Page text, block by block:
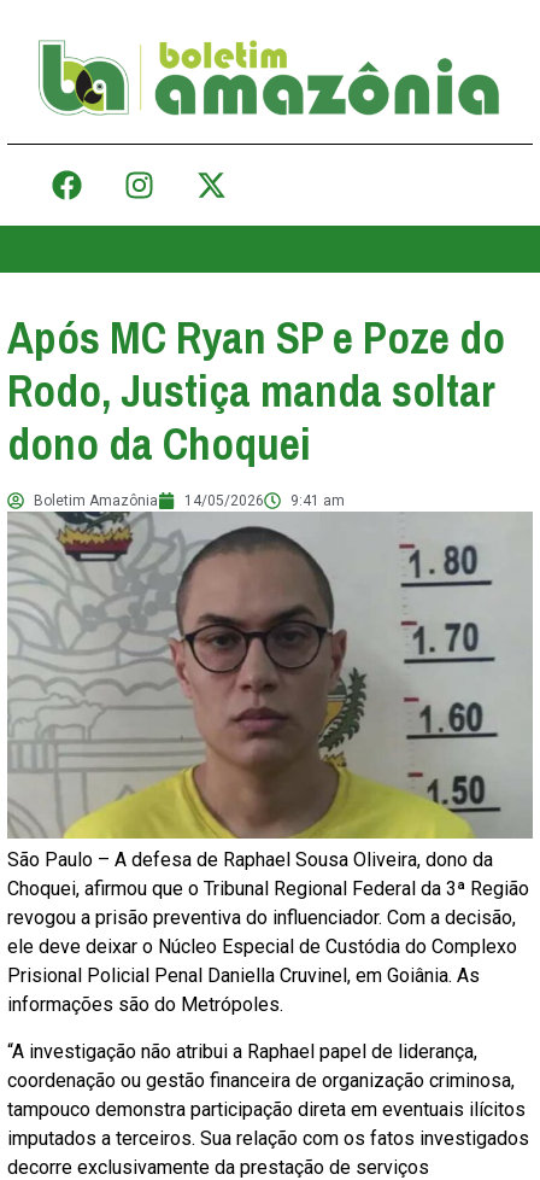
Após MC Ryan SP e Poze do
Rodo, Justiça manda soltar
dono da Choquei
Boletim Amazônia 14/05/2026 9:41 am
São Paulo – A defesa de Raphael Sousa Oliveira, dono da
Choquei, afirmou que o Tribunal Regional Federal da 3ª Região
revogou a prisão preventiva do influenciador. Com a decisão,
ele deve deixar o Núcleo Especial de Custódia do Complexo
Prisional Policial Penal Daniella Cruvinel, em Goiânia. As
informações são do Metrópoles.
“A investigação não atribui a Raphael papel de liderança,
coordenação ou gestão financeira de organização criminosa,
tampouco demonstra participação direta em eventuais ilícitos
imputados a terceiros. Sua relação com os fatos investigados
decorre exclusivamente da prestação de serviços